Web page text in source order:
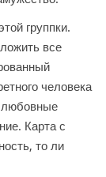
группки.
все
человека
любовные
Карта с
то ли